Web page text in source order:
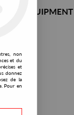
DJ EQUIPMENT
non
et du
et
donnez
de la
Pour en